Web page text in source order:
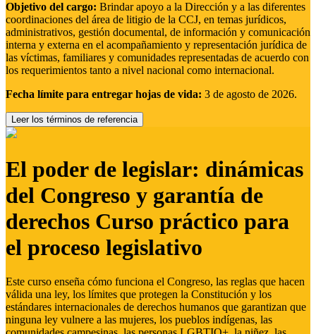
Objetivo del cargo: Brindar apoyo a la Dirección y a las diferentes
coordinaciones del área de litigio de la CCJ, en temas jurídicos,
administrativos, gestión documental, de información y comunicación
interna y externa en el acompañamiento y representación jurídica de
las víctimas, familiares y comunidades representadas de acuerdo con
los requerimientos tanto a nivel nacional como internacional.
Fecha límite para entregar hojas de vida: 3 de agosto de 2026.
Leer los términos de referencia
El poder de legislar: dinámicas
del Congreso y garantía de
derechos Curso práctico para
el proceso legislativo
Este curso enseña cómo funciona el Congreso, las reglas que hacen
válida una ley, los límites que protegen la Constitución y los
estándares internacionales de derechos humanos que garantizan que
ninguna ley vulnere a las mujeres, los pueblos indígenas, las